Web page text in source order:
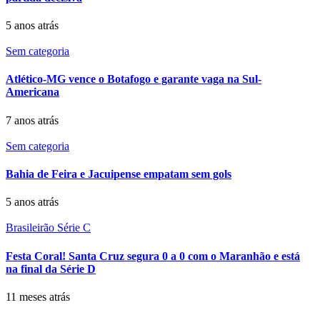
5 anos atrás
Sem categoria
Atlético-MG vence o Botafogo e garante vaga na Sul-
Americana
7 anos atrás
Sem categoria
Bahia de Feira e Jacuipense empatam sem gols
5 anos atrás
Brasileirão Série C
Festa Coral! Santa Cruz segura 0 a 0 com o Maranhão e está
na final da Série D
11 meses atrás